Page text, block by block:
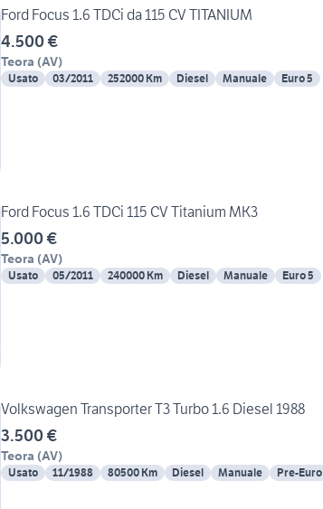
Ford Focus 1.6 TDCi da 115 CV TITANIUM
4.500 €
Teora (AV)
Usato 03/2011 252000 Km Diesel Manuale Euro 5
Ford Focus 1.6 TDCi 115 CV Titanium MK3
5.000 €
Teora (AV)
Usato 05/2011 240000 Km Diesel Manuale Euro 5
Volkswagen Transporter T3 Turbo 1.6 Diesel 1988
3.500 €
Teora (AV)
Usato 11/1988 80500 Km Diesel Manuale Pre-Euro